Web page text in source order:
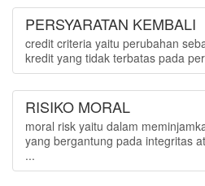
PERSYARATAN KEMBALI
credit criteria yaitu perubahan
kredit yang tidak terbatas pada
RISIKO MORAL
moral risk yaitu dalam
yang bergantung pada integritas
...